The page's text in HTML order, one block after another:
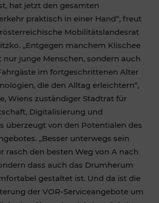
hat jetzt den gesamten
praktisch in einer Hand“, freut
Mobilitätslandesrat
„Entgegen manchem Klischee
nur junge Menschen, sondern auch
im fortgeschrittenen Alter
die den Alltag erleichtern“,
Wiens zuständiger Stadtrat für
Digitalisierung und
überzeugt von den Potentialen des
„Besser unterwegs sein
rasch den besten Weg von A nach
dass auch das Drumherum
gestaltet ist. Und da ist die
der VOR-Serviceangebote um